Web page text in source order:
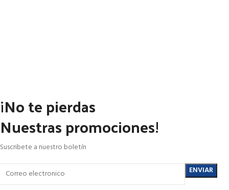
¡No te pierdas
Nuestras promociones!
Suscribete a nuestro boletín